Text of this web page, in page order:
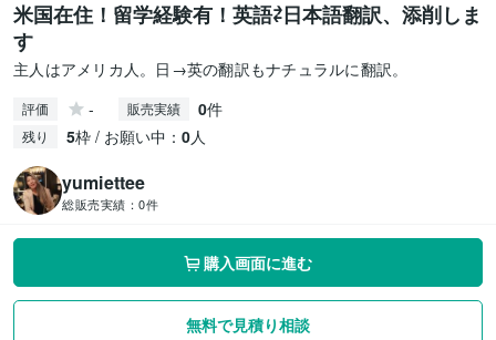
米国在住！留学経験有！英語⇄日本語翻訳、添削しま
す
主人はアメリカ人。日→英の翻訳もナチュラルに翻訳。
評価 - 販売実績 0件
残り 5枠 / お願い中： 0人
yumiettee
総販売実績： 0件
購入画面に進む
無料で見積り相談